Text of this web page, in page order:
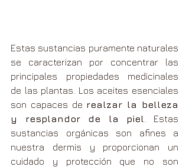
Estas sustancias puramente naturales
se caracterizan por concentrar las
principales propiedades medicinales
de las plantas. Los aceites esenciales
son capaces de realzar la belleza
y resplandor de la piel . Estas
sustancias orgánicas son afines a
nuestra dermis y proporcionan un
cuidado y protección que no son